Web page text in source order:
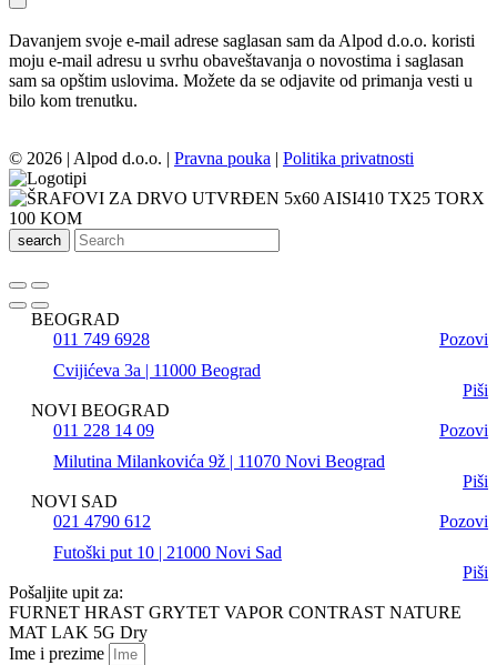
Davanjem svoje e-mail adrese saglasan sam da Alpod d.o.o. koristi
moju e-mail adresu u svrhu obaveštavanja o novostima i saglasan
sam sa opštim uslovima. Možete da se odjavite od primanja vesti u
bilo kom trenutku.
© 2026 | Alpod d.o.o. | Pravna pouka | Politika privatnosti
search
BEOGRAD
011 749 6928
Pozovi
Cvijićeva 3a | 11000 Beograd
Piši
NOVI BEOGRAD
011 228 14 09
Pozovi
Milutina Milankovića 9ž | 11070 Novi Beograd
Piši
NOVI SAD
021 4790 612
Pozovi
Futoški put 10 | 21000 Novi Sad
Piši
Pošaljite upit za:
FURNET HRAST GRYTET VAPOR CONTRAST NATURE
MAT LAK 5G Dry
Ime i prezime